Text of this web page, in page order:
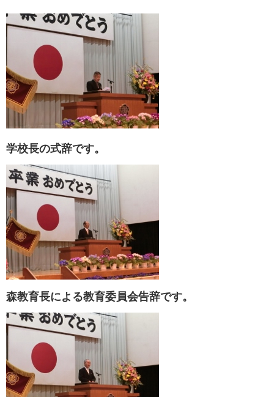
学校長の式辞です。
森教育長による教育委員会告辞です。